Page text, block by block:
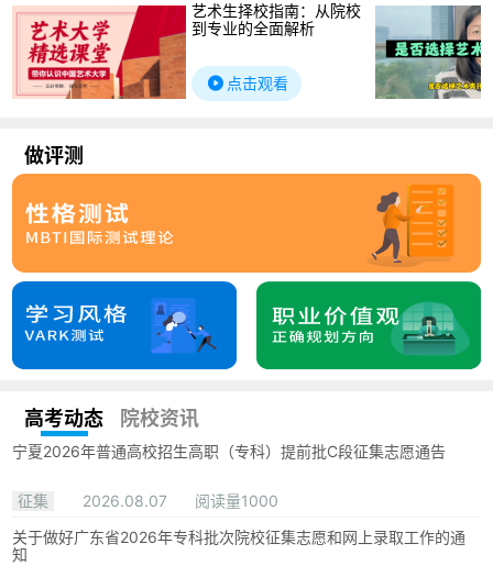
艺术生择校指南：从院校
到专业的全面解析
点击观看
做评测
高考动态 院校资讯
宁夏2026年普通高校招生高职（专科）提前批C段征集志愿通告
征集 2026.08.07
阅读量1000
关于做好广东省2026年专科批次院校征集志愿和网上录取工作的通
知